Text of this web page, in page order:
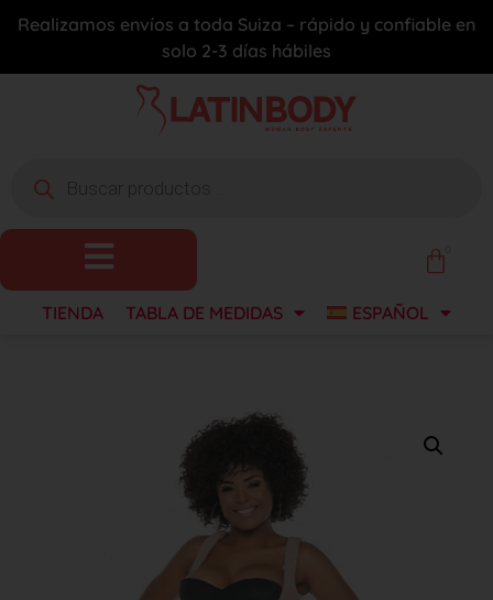
Realizamos envíos a toda Suiza – rápido y confiable en
solo 2-3 días hábiles
TIENDA TABLA DE MEDIDAS ESPAÑOL